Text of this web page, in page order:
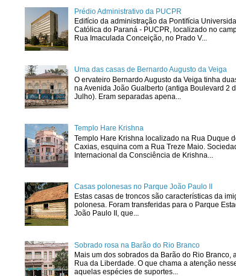
Prédio Administrativo da PUCPR
Edifício da administração da Pontifícia
Católica do Paraná - PUCPR, localizado no
Rua Imaculada Conceição, no Prado V...
Uma das casas de Bernardo Augusto da Veiga
O ervateiro Bernardo Augusto da Veiga tinha
na Avenida João Gualberto (antiga Boulevard 2
Julho). Eram separadas apena...
Templo Hare Krishna
Templo Hare Krishna localizado na Rua Duque
Caxias, esquina com a Rua Treze Maio.
Internacional da Consciência de Krishna...
Casas polonesas no Parque João Paulo II
Estas casas de troncos são características da
polonesa. Foram transferidas para o Parque
João Paulo II, que...
Sobrado rosa na Barão do Rio Branco
Mais um dos sobrados da Barão do Rio Branco,
Rua da Liberdade. O que chama a atenção
aquelas espécies de suportes...